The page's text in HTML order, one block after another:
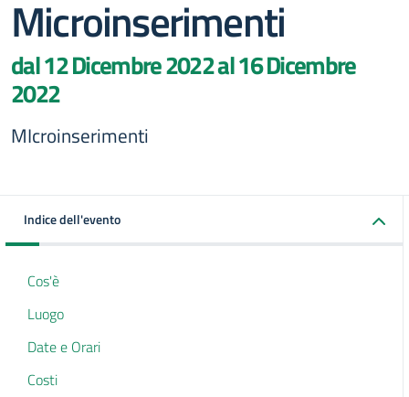
Microinserimenti
dal 12 Dicembre 2022 al 16 Dicembre
2022
MIcroinserimenti
Indice dell'evento
Cos'è
Luogo
Date e Orari
Costi